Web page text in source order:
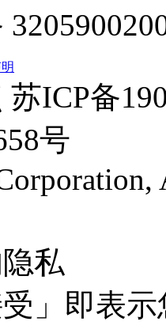
ICP备
号
私
」即表